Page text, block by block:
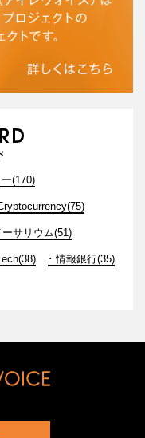
(170)
ーサリウム(51)
情報銀行(35)